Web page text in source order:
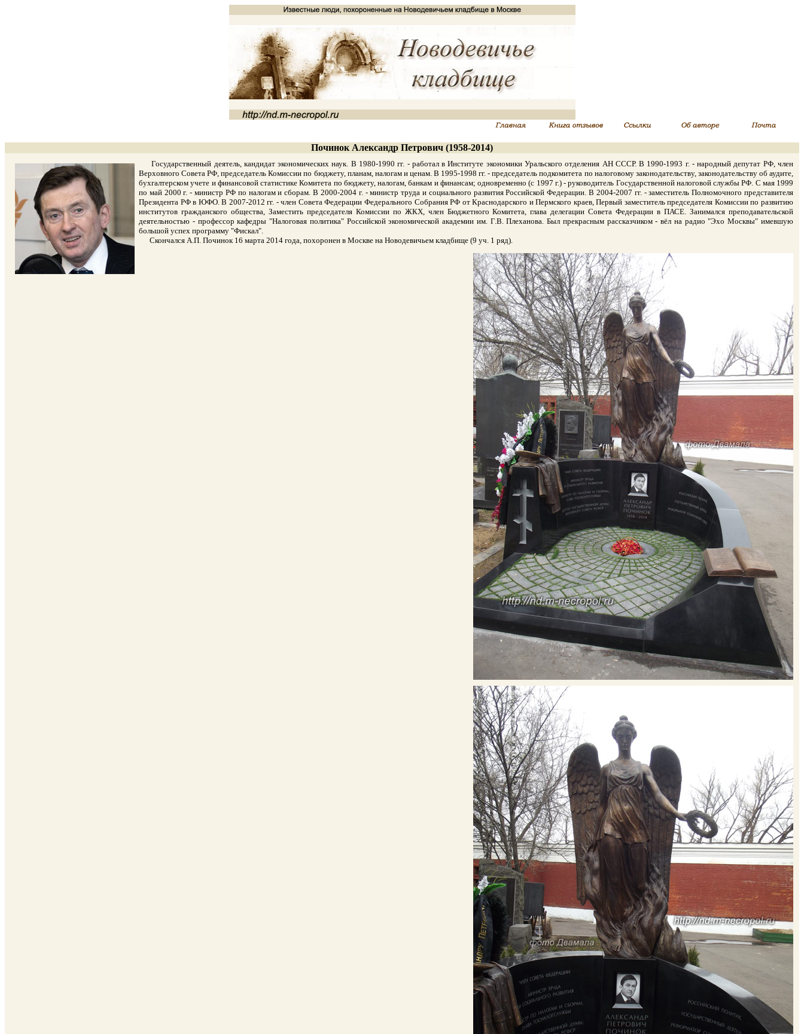
Починок Александр Петрович (1958-2014)
Государственный деятель, кандидат экономических наук. В 1980-1990 гг. - работал в Институте экономики Уральского отделения АН СССР. В 1990-1993 г. - народный депутат РФ, член
Верховного Совета РФ, председатель Комиссии по бюджету, планам, налогам и ценам. В 1995-1998 гг. - председатель подкомитета по налоговому законодательству, законодательству об аудите,
бухгалтерском учете и финансовой статистике Комитета по бюджету, налогам, банкам и финансам; одновременно (с 1997 г.) - руководитель Государственной налоговой службы РФ. С мая 1999
по май 2000 г. - министр РФ по налогам и сборам. В 2000-2004 г. - министр труда и социального развития Российской Федерации. В 2004-2007 гг. - заместитель Полномочного представителя
Президента РФ в ЮФО. В 2007-2012 гг. - член Совета Федерации Федерального Собрания РФ от Краснодарского и Пермского краев, Первый заместитель председателя Комиссии по развитию
институтов гражданского общества, Заместить председателя Комиссии по ЖКХ, член Бюджетного Комитета, глава делегации Совета Федерации в ПАСЕ. Занимался преподавательской
деятельностью - профессор кафедры "Налоговая политика" Российской экономической академии им. Г.В. Плеханова. Был прекрасным рассказчиком - вёл на радио "Эхо Москвы" имевшую
большой успех программу "Фискал".
Скончался А.П. Починок 16 марта 2014 года, похоронен в Москве на Новодевичьем кладбище (9 уч. 1 ряд).